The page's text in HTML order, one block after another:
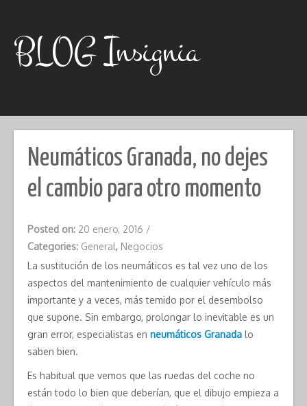
contentBLOG Insignia
Neumáticos Granada, no dejes
el cambio para otro momento
Posted on: 20 enero, 2016 /
Categories: General, Negocios
La sustitución de los neumáticos es tal vez uno de los
aspectos del mantenimiento de cualquier vehículo más
importante y a veces, más temido por el desembolso
que supone. Sin embargo, prolongar lo inevitable es un
gran error, especialistas en neumáticos Granada lo
saben bien.
Es habitual que vemos que las ruedas del coche no
están todo lo bien que deberían, que el dibujo empieza a